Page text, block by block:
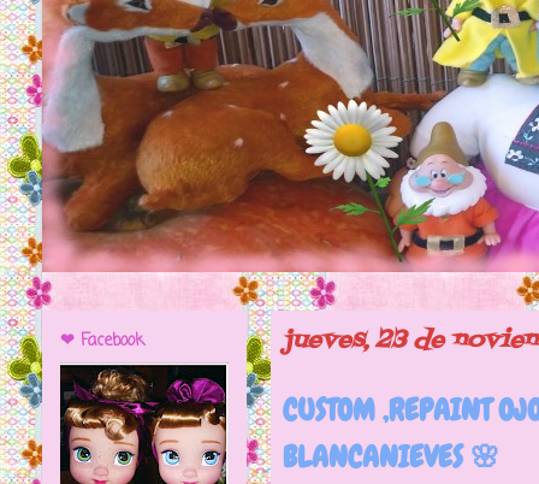
jueves, 23 de
CUSTOM ,REPAINT
BLANCANIEVES 🌸
❤ Facebook